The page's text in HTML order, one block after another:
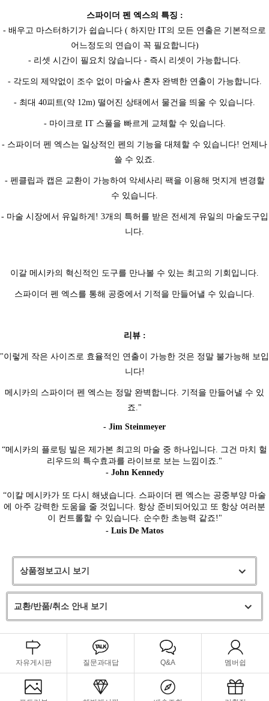
스파이더 펜 엑스의 특징 :
- 배우고 마스터하기가 쉽습니다 ( 하지만 IT의 모든 연출은 기본적으로
어느정도의 연습이 꼭 필요합니다)
- 리셋 시간이 필요치 않습니다 - 즉시 리셋이 가능합니다.
- 각도의 제약없이 조수 없이 마술사 혼자 완벽한 연출이 가능합니다.
- 최대 40피트(약 12m) 떨어진 상태에서 물건을 띄울 수 있습니다.
- 마이크로 IT 스풀을 빠르게 교체할 수 있습니다.
- 스파이더 펜 엑스는 일상적인 펜의 기능을 대체할 수 있습니다! 언제나
쓸 수 있죠.
- 펜클립과 캡은 교환이 가능하여 악세사리 팩을 이용해 멋지게 변경할
수 있습니다.
- 마술 시장에서 유일하게! 3개의 특허를 받은 전세계 유일의 마술도구입
니다.
이갈 메시카의 혁신적인 도구를 만나볼 수 있는 최고의 기회입니다.
스파이더 펜 엑스를 통해 공중에서 기적을 만들어낼 수 있습니다.
리뷰 :
"이렇게 작은 사이즈로 효율적인 연출이 가능한 것은 정말 불가능해 보입
니다!
메시카의 스파이더 펜 엑스는 정말 완벽합니다. 기적을 만들어낼 수 있
죠."
- Jim Steinmeyer
“메시카의 플로팅 빌은 제가본 최고의 마술 중 하나입니다. 그건 마치 헐
리우드의 특수효과를 라이브로 보는 느낌이죠."
- John Kennedy
“이칼 메시카가 또 다시 해냈습니다. 스파이더 펜 엑스는 공중부양 마술
에 아주 강력한 도움을 줄 것입니다. 항상 준비되어있고 또 항상 여러분
이 컨트롤할 수 있습니다. 순수한 초능력 같죠!"
- Luis De Matos
상품정보고시 보기
교환/반품/취소 안내 보기
자유게시판 질문과대답 Q&A 멤버쉽